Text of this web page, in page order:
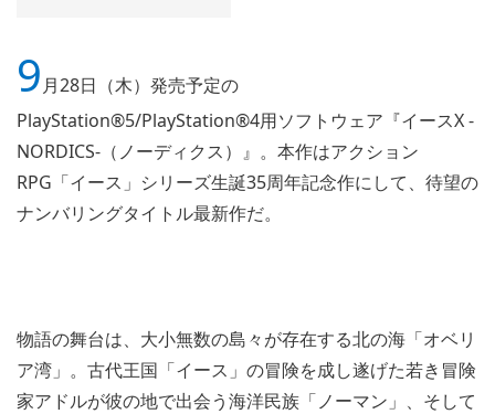
9月28日（木）発売予定の
PlayStation®5/PlayStation®4用ソフトウェア『イースX -
NORDICS-（ノーディクス）』。本作はアクション
RPG「イース」シリーズ生誕35周年記念作にして、待望の
ナンバリングタイトル最新作だ。
物語の舞台は、大小無数の島々が存在する北の海「オベリ
ア湾」。古代王国「イース」の冒険を成し遂げた若き冒険
家アドルが彼の地で出会う海洋民族「ノーマン」、そして